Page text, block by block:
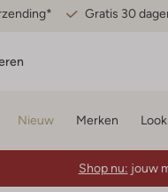
Gratis 30
Nieuw Merken
Shop nu: jouw